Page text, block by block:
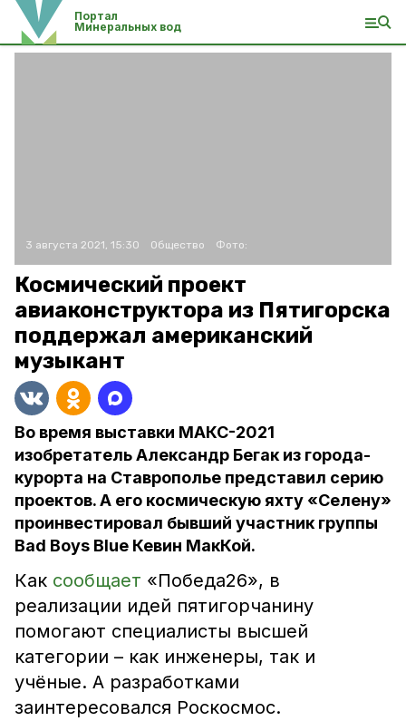
Портал
Минеральных вод
3 августа 2021, 15:30 Общество Фото:
Космический проект
авиаконструктора из Пятигорска
поддержал американский
музыкант
Во время выставки МАКС-2021
изобретатель Александр Бегак из города-
курорта на Ставрополье представил серию
проектов. А его космическую яхту «Селену»
проинвестировал бывший участник группы
Bad Boys Blue Кевин МакКой.
Как сообщает «Победа26», в
реализации идей пятигорчанину
помогают специалисты высшей
категории – как инженеры, так и
учёные. А разработками
заинтересовался Роскосмос.